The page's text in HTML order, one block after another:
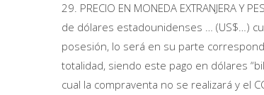
29. PRECIO EN MONEDA EXTRANJERA Y
de dólares estadounidenses … (US$…)
posesión, lo será en su parte
totalidad, siendo este pago en dólares
cual la compraventa no se realizará y el